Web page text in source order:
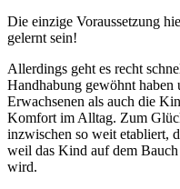
Die einzige Voraussetzung
gelernt sein!
Allerdings geht es recht
Handhabung gewöhnt
Erwachsenen als auch die
Komfort im Alltag. Zum
inzwischen so weit etabliert,
weil das Kind auf dem
wird.